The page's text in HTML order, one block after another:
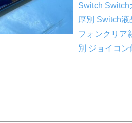
Switch Switch
厚別 Switch液
フォンクリア
別 ジョイコン